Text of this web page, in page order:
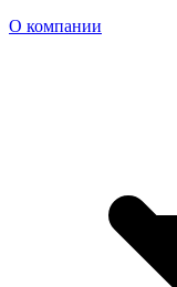
О компании